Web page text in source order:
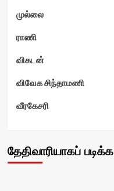
முல்லை
ராணி
விகடன்
விவேக சிந்தாமணி
வீரகேசரி
தேதிவாரியாகப் படிக்க